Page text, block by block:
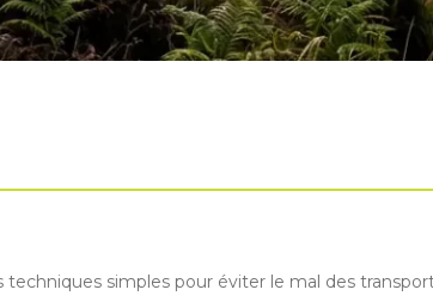
simples pour éviter le mal des